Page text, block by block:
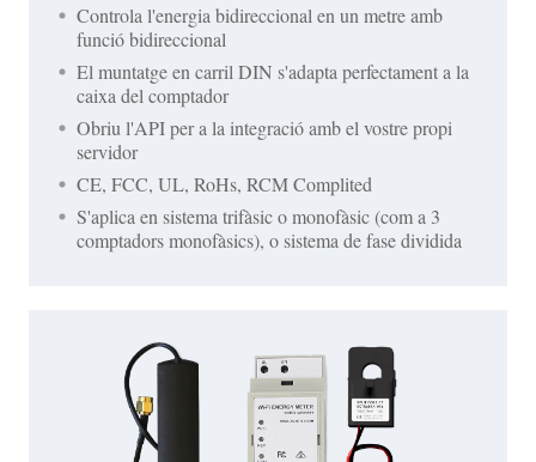
Controla l'energia bidireccional en un metre amb
funció bidireccional
El muntatge en carril DIN s'adapta perfectament a la
caixa del comptador
Obriu l'API per a la integració amb el vostre propi
servidor
CE, FCC, UL, RoHs, RCM Complited
S'aplica en sistema trifàsic o monofàsic (com a 3
comptadors monofàsics), o sistema de fase dividida